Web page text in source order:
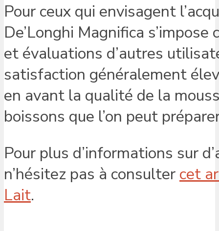
Pour ceux qui envisagent
De’Longhi Magnifica
et évaluations d’autres
satisfaction généralement
en avant la qualité de la
boissons que l’on peut
Pour plus d’informations sur
n’hésitez pas à consulter cet
Lait.